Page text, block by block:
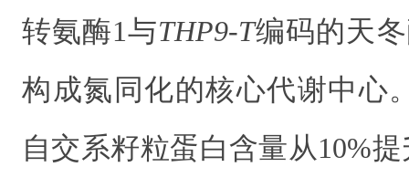
转氨酶1与THP9-T编码的天
构成氮同化的核心代谢中心
自交系籽粒蛋白含量从10%